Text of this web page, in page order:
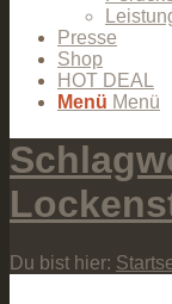
Presse
Shop
HOT DEAL
Menü Menü
Du bist hier: